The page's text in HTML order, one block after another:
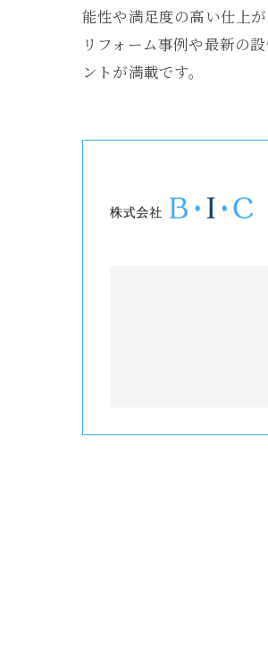
能性や満足度の高い仕上
リフォーム事例や最新の
ントが満載です。